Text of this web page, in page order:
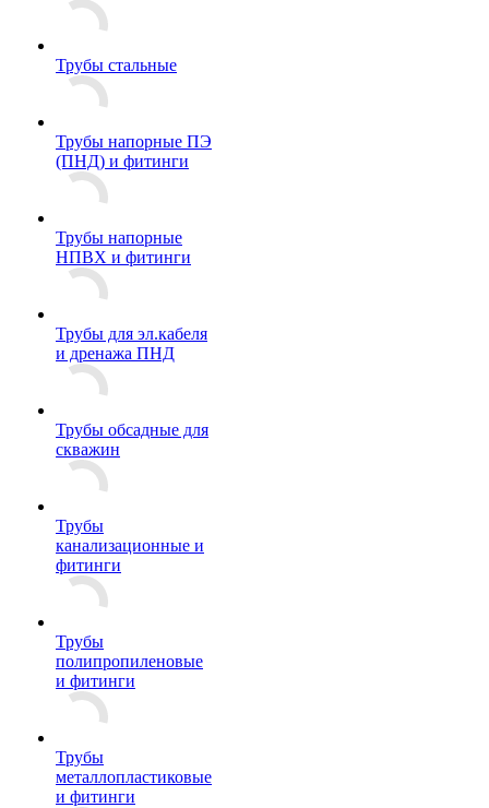
Трубы стальные
Трубы напорные ПЭ
(ПНД) и фитинги
Трубы напорные
НПВХ и фитинги
Трубы для эл.кабеля
и дренажа ПНД
Трубы обсадные для
скважин
Трубы
канализационные и
фитинги
Трубы
полипропиленовые
и фитинги
Трубы
металлопластиковые
и фитинги